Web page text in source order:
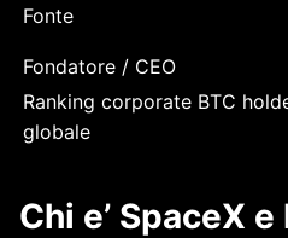
Fonte
Fondatore / CEO
Ranking corporate BTC
globale
Chi e’ SpaceX e